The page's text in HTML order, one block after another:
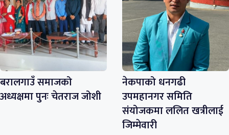
बरालगाउँ समाजको
अध्यक्षमा पुनः चेतराज जोशी
नेकपाको धनगढी
उपमहानगर समिति
संयोजकमा ललित खत्रीलाई
जिम्मेवारी